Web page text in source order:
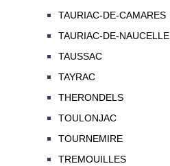
TAURIAC-DE-CAMARES
TAURIAC-DE-NAUCELLE
TAUSSAC
TAYRAC
THERONDELS
TOULONJAC
TOURNEMIRE
TREMOUILLES